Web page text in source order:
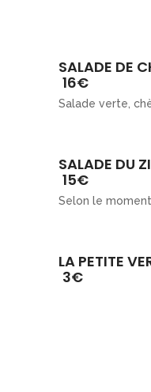
SALADE DE
16€
Salade verte,
SALADE DU
15€
Selon le moment
LA PETITE
3€